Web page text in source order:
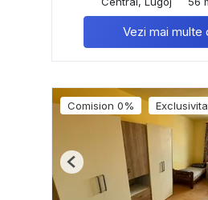
Vezi mai multe
Comision 0%
Previous